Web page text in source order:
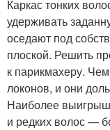
Каркас тонких
удерживать
оседают под
плоской. Решить
к парикмахеру.
локонов, и они
Наиболее
и редких волос —